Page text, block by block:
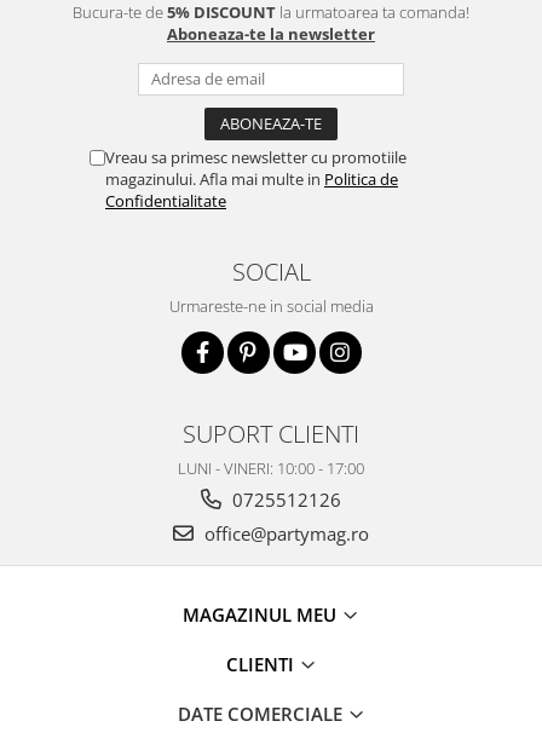
Bucura-te de5% DISCOUNT la urmatoarea ta comanda!
Aboneaza-te la newsletter
Vreau sa primesc newsletter cu promotiile
magazinului. Afla mai multe in Politica de
Confidentialitate
SOCIAL
Urmareste-ne in social media
SUPORT CLIENTI
LUNI - VINERI: 10:00 - 17:00
0725512126
office@partymag.ro
MAGAZINUL MEU
CLIENTI
DATE COMERCIALE